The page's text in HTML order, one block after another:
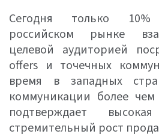
Сегодня только
российском рынке
целевой аудиторией
offers и точечных
время в западных
коммуникации более
подтверждает
стремительный рост